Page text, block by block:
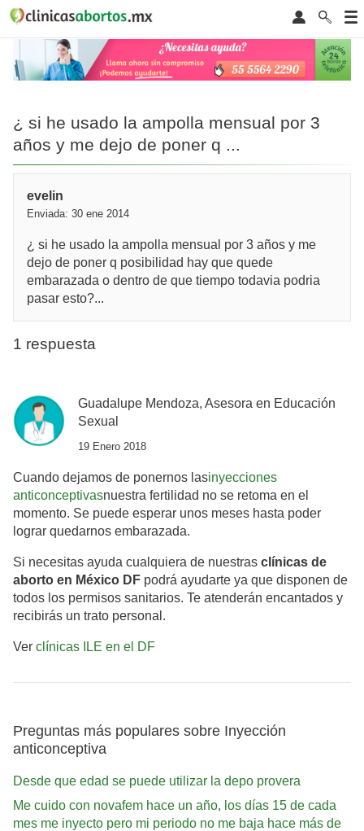
¿ si he usado la ampolla mensual por 3
años y me dejo de poner q ...
evelin
Enviada: 30 ene 2014
¿ si he usado la ampolla mensual por 3 años y me
dejo de poner q posibilidad hay que quede
embarazada o dentro de que tiempo todavia podria
pasar esto?...
1 respuesta
Guadalupe Mendoza, Asesora en Educación
Sexual
19 Enero 2018
Cuando dejamos de ponernos lasinyecciones
anticonceptivasnuestra fertilidad no se retoma en el
momento. Se puede esperar unos meses hasta poder
lograr quedarnos embarazada.
Si necesitas ayuda cualquiera de nuestras clínicas de
aborto en México DF podrá ayudarte ya que disponen de
todos los permisos sanitarios. Te atenderán encantados y
recibirás un trato personal.
Ver clínicas ILE en el DF
Preguntas más populares sobre Inyección
anticonceptiva
Desde que edad se puede utilizar la depo provera
Me cuido con novafem hace un año, los días 15 de cada
mes me inyecto pero mi periodo no me baja hace más de